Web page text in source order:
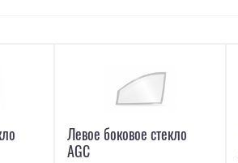
Левое боковое стекло
AGC